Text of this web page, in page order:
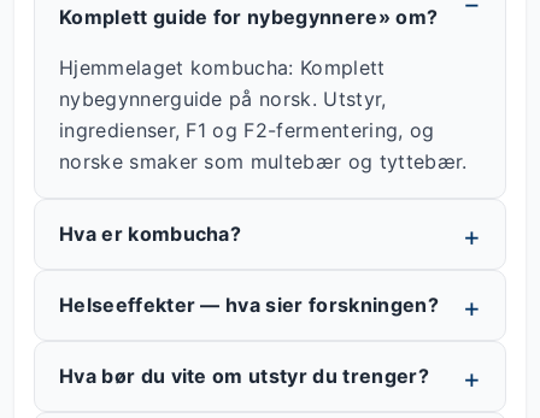
Komplett guide for nybegynnere» om?
Hjemmelaget kombucha: Komplett
nybegynnerguide på norsk. Utstyr,
ingredienser, F1 og F2-fermentering, og
norske smaker som multebær og tyttebær.
Hva er kombucha?
Helseeffekter — hva sier forskningen?
Hva bør du vite om utstyr du trenger?